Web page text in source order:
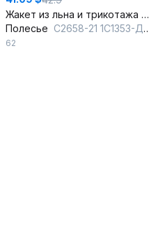
Жакет из льна и трикотажа на каждый день
Полесье С2658-21 1С1353-Д43 158,164 кокосовый
62